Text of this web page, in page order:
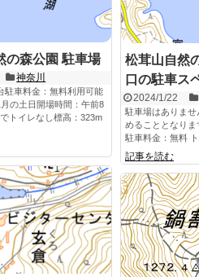
の森公園 駐車場
神奈川
駐車料金：無料利用可能
の土日開場時間：午前8
トイレなし標高：323m
松茸山自然
口の駐車ス
2024/1/22
駐車場はありま
めることとなりま
駐車料金：無料 ト
記事を読む